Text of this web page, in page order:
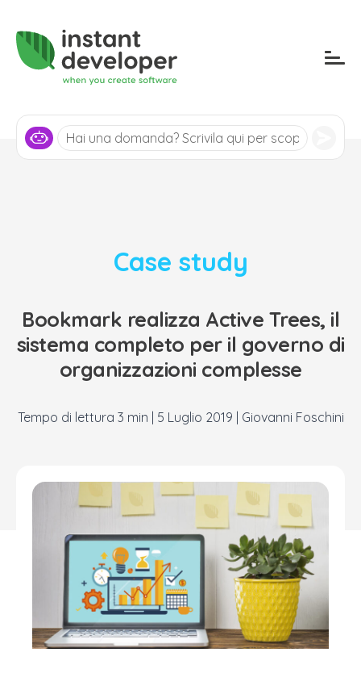
Case study
Bookmark realizza Active Trees, il
sistema completo per il governo di
organizzazioni complesse
5 Luglio 2019 Giovanni Foschini